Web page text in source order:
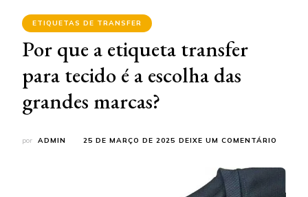
ETIQUETAS DE TRANSFER
Por que a etiqueta transfer
para tecido é a escolha das
grandes marcas?
por ADMIN 25 DE MARÇO DE 2025 DEIXE UM COMENTÁRIO